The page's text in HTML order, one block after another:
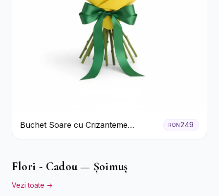
Buchet Soare cu Crizanteme
Galbene și Trandafiri Albi
RON249
Flori - Cadou — Șoimuș
Vezi toate →